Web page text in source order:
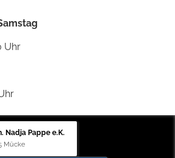
Uhr
Nadja Pappe e.K.
Mücke